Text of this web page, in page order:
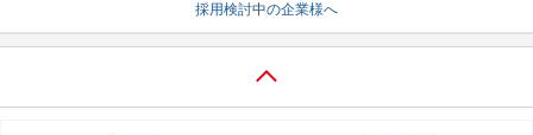
適職診断 就活チャンネル
採用検討中の企業様へ